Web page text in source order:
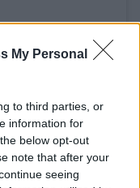
My Personal
to third parties, or
information for
below opt-out
note that after your
seeing
Η δημοσίευση κοινοποιήθηκε από το χρήστη Kendrick Nunn (@nunnbetter_)